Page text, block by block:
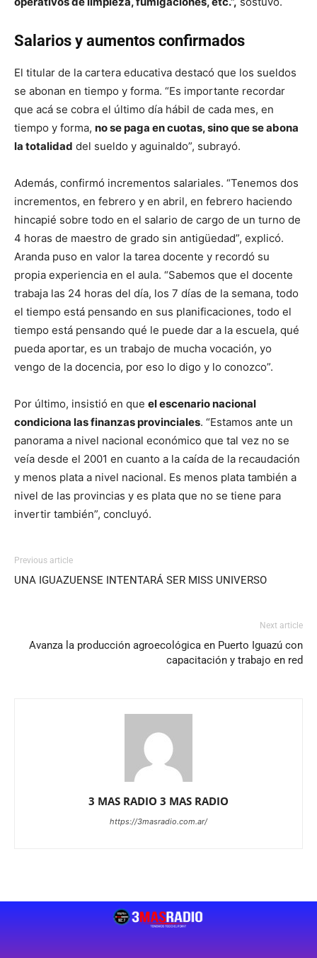
Salarios y aumentos confirmados
El titular de la cartera educativa destacó que los sueldos
se abonan en tiempo y forma. “Es importante recordar
que acá se cobra el último día hábil de cada mes, en
tiempo y forma, no se paga en cuotas, sino que se abona
la totalidad del sueldo y aguinaldo”, subrayó.
Además, confirmó incrementos salariales. “Tenemos dos
incrementos, en febrero y en abril, en febrero haciendo
hincapié sobre todo en el salario de cargo de un turno de
4 horas de maestro de grado sin antigüedad”, explicó.
Aranda puso en valor la tarea docente y recordó su
propia experiencia en el aula. “Sabemos que el docente
trabaja las 24 horas del día, los 7 días de la semana, todo
el tiempo está pensando en sus planificaciones, todo el
tiempo está pensando qué le puede dar a la escuela, qué
pueda aportar, es un trabajo de mucha vocación, yo
vengo de la docencia, por eso lo digo y lo conozco”.
Por último, insistió en que el escenario nacional
condiciona las finanzas provinciales. “Estamos ante un
panorama a nivel nacional económico que tal vez no se
veía desde el 2001 en cuanto a la caída de la recaudación
y menos plata a nivel nacional. Es menos plata también a
nivel de las provincias y es plata que no se tiene para
invertir también”, concluyó.
Previous article
UNA IGUAZUENSE INTENTARÁ SER MISS UNIVERSO
Next article
Avanza la producción agroecológica en Puerto Iguazú con
capacitación y trabajo en red
3 MAS RADIO 3 MAS RADIO
https://3masradio.com.ar/